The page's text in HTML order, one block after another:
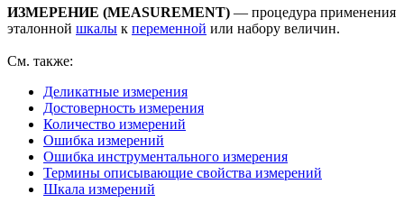
ИЗМЕРЕНИЕ (MEASUREMENT) — процедура применения
эталонной шкалы к переменной или набору величин.
См. также:
Деликатные измерения
Достоверность измерения
Количество измерений
Ошибка измерений
Ошибка инструментального измерения
Термины описывающие свойства измерений
Шкала измерений